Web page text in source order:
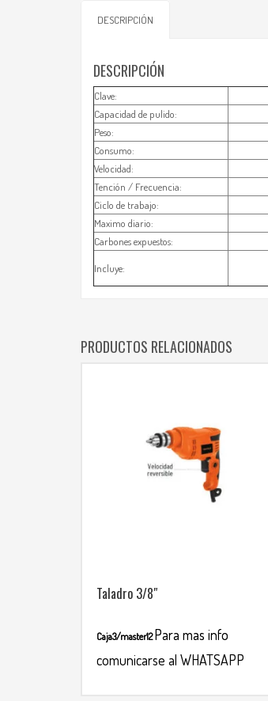
DESCRIPCIÓN
DESCRIPCIÓN
Clave:
Capacidad de pulido:
Peso:
Consumo:
Velocidad:
Tención / Frecuencia:
Ciclo de trabajo:
Maximo diario:
Carbones expuestos:
Incluye:
PRODUCTOS RELACIONADOS
Taladro 3/8″
Caja3/master12 Para mas info
comunicarse al WHATSAPP